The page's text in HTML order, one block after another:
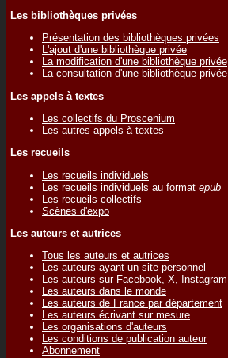
Les bibliothèques privées
Présentation des bibliothèques privées
L'ajout d'une bibliothèque privée
La modification d'une bibliothèque privée
La consultation d'une bibliothèque privée
Les appels à textes
Les collectifs du Proscenium
Les autres appels à textes
Les recueils
Les recueils individuels
Les recueils individuels au format epub
Les recueils collectifs
Scènes d'expo
Les auteurs et autrices
Tous les auteurs et autrices
Les auteurs ayant un site personnel
Les auteurs sur Facebook, X, Instagram
Les auteurs dans le monde
Les auteurs de France par département
Les auteurs écrivant sur mesure
Les organisations d'auteurs
Les conditions de publication auteur
Abonnement